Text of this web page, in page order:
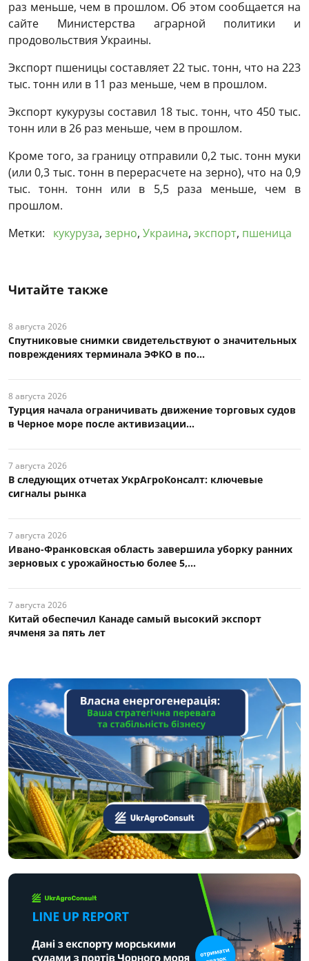
раз меньше, чем в прошлом. Об этом сообщается на
сайте Министерства аграрной политики и
продовольствия Украины.
Экспорт пшеницы составляет 22 тыс. тонн, что на 223
тыс. тонн или в 11 раз меньше, чем в прошлом.
Экспорт кукурузы составил 18 тыс. тонн, что 450 тыс.
тонн или в 26 раз меньше, чем в прошлом.
Кроме того, за границу отправили 0,2 тыс. тонн муки
(или 0,3 тыс. тонн в перерасчете на зерно), что на 0,9
тыс. тонн. тонн или в 5,5 раза меньше, чем в
прошлом.
Метки:
кукуруза, зерно, Украина, экспорт, пшеница
Читайте также
8 августа 2026
Спутниковые снимки свидетельствуют о значительных
повреждениях терминала ЭФКО в по...
8 августа 2026
Турция начала ограничивать движение торговых судов
в Черное море после активизации...
7 августа 2026
В следующих отчетах УкрАгроКонсалт: ключевые
сигналы рынка
7 августа 2026
Ивано-Франковская область завершила уборку ранних
зерновых с урожайностью более 5,...
7 августа 2026
Китай обеспечил Канаде самый высокий экспорт
ячменя за пять лет